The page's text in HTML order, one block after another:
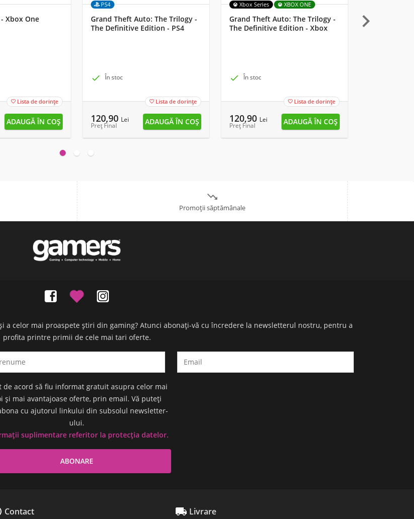
Xbox One
 Lista de dorințe
PS4
Grand Theft Auto: The Trilogy -
The Definitive Edition - PS4
 În stoc
 Lista de dorințe
120,90 Lei
Preț Final
Xbox Series XBOX ONE
Grand Theft Auto: The Trilogy -
The Definitive Edition - Xbox
 În stoc
 Lista de dorințe
120,90 Lei
Preț Final
Starlink:


Promoții săptămânale
celor mai proaspete știri din gaming? Atunci abonați-vă cu încredere la newsletterul nostru, pentru a
profita printre primii de cele mai tari oferte.
de acord să fiu informat gratuit asupra celor mai
și mai avantajoase oferte, prin email. Vă puteți
cu ajutorul linkului din subsolul newsletter-
ului.
suplimentare referitor la protecția datelor.
Contact  Livrare